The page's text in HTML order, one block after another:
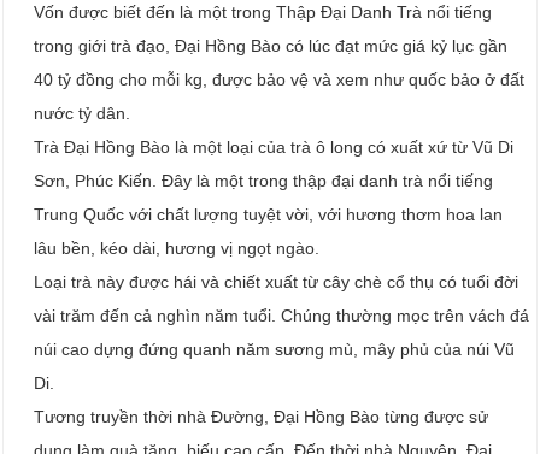
Vốn được biết đến là một trong Thập Đại Danh Trà nổi tiếng
trong giới trà đạo, Đại Hồng Bào có lúc đạt mức giá kỷ lục gần
40 tỷ đồng cho mỗi kg, được bảo vệ và xem như quốc bảo ở đất
nước tỷ dân.
Trà Đại Hồng Bào là một loại của trà ô long có xuất xứ từ Vũ Di
Sơn, Phúc Kiến. Đây là một trong thập đại danh trà nổi tiếng
Trung Quốc với chất lượng tuyệt vời, với hương thơm hoa lan
lâu bền, kéo dài, hương vị ngọt ngào.
Loại trà này được hái và chiết xuất từ cây chè cổ thụ có tuổi đời
vài trăm đến cả nghìn năm tuổi. Chúng thường mọc trên vách đá
núi cao dựng đứng quanh năm sương mù, mây phủ của núi Vũ
Di.
Tương truyền thời nhà Đường, Đại Hồng Bào từng được sử